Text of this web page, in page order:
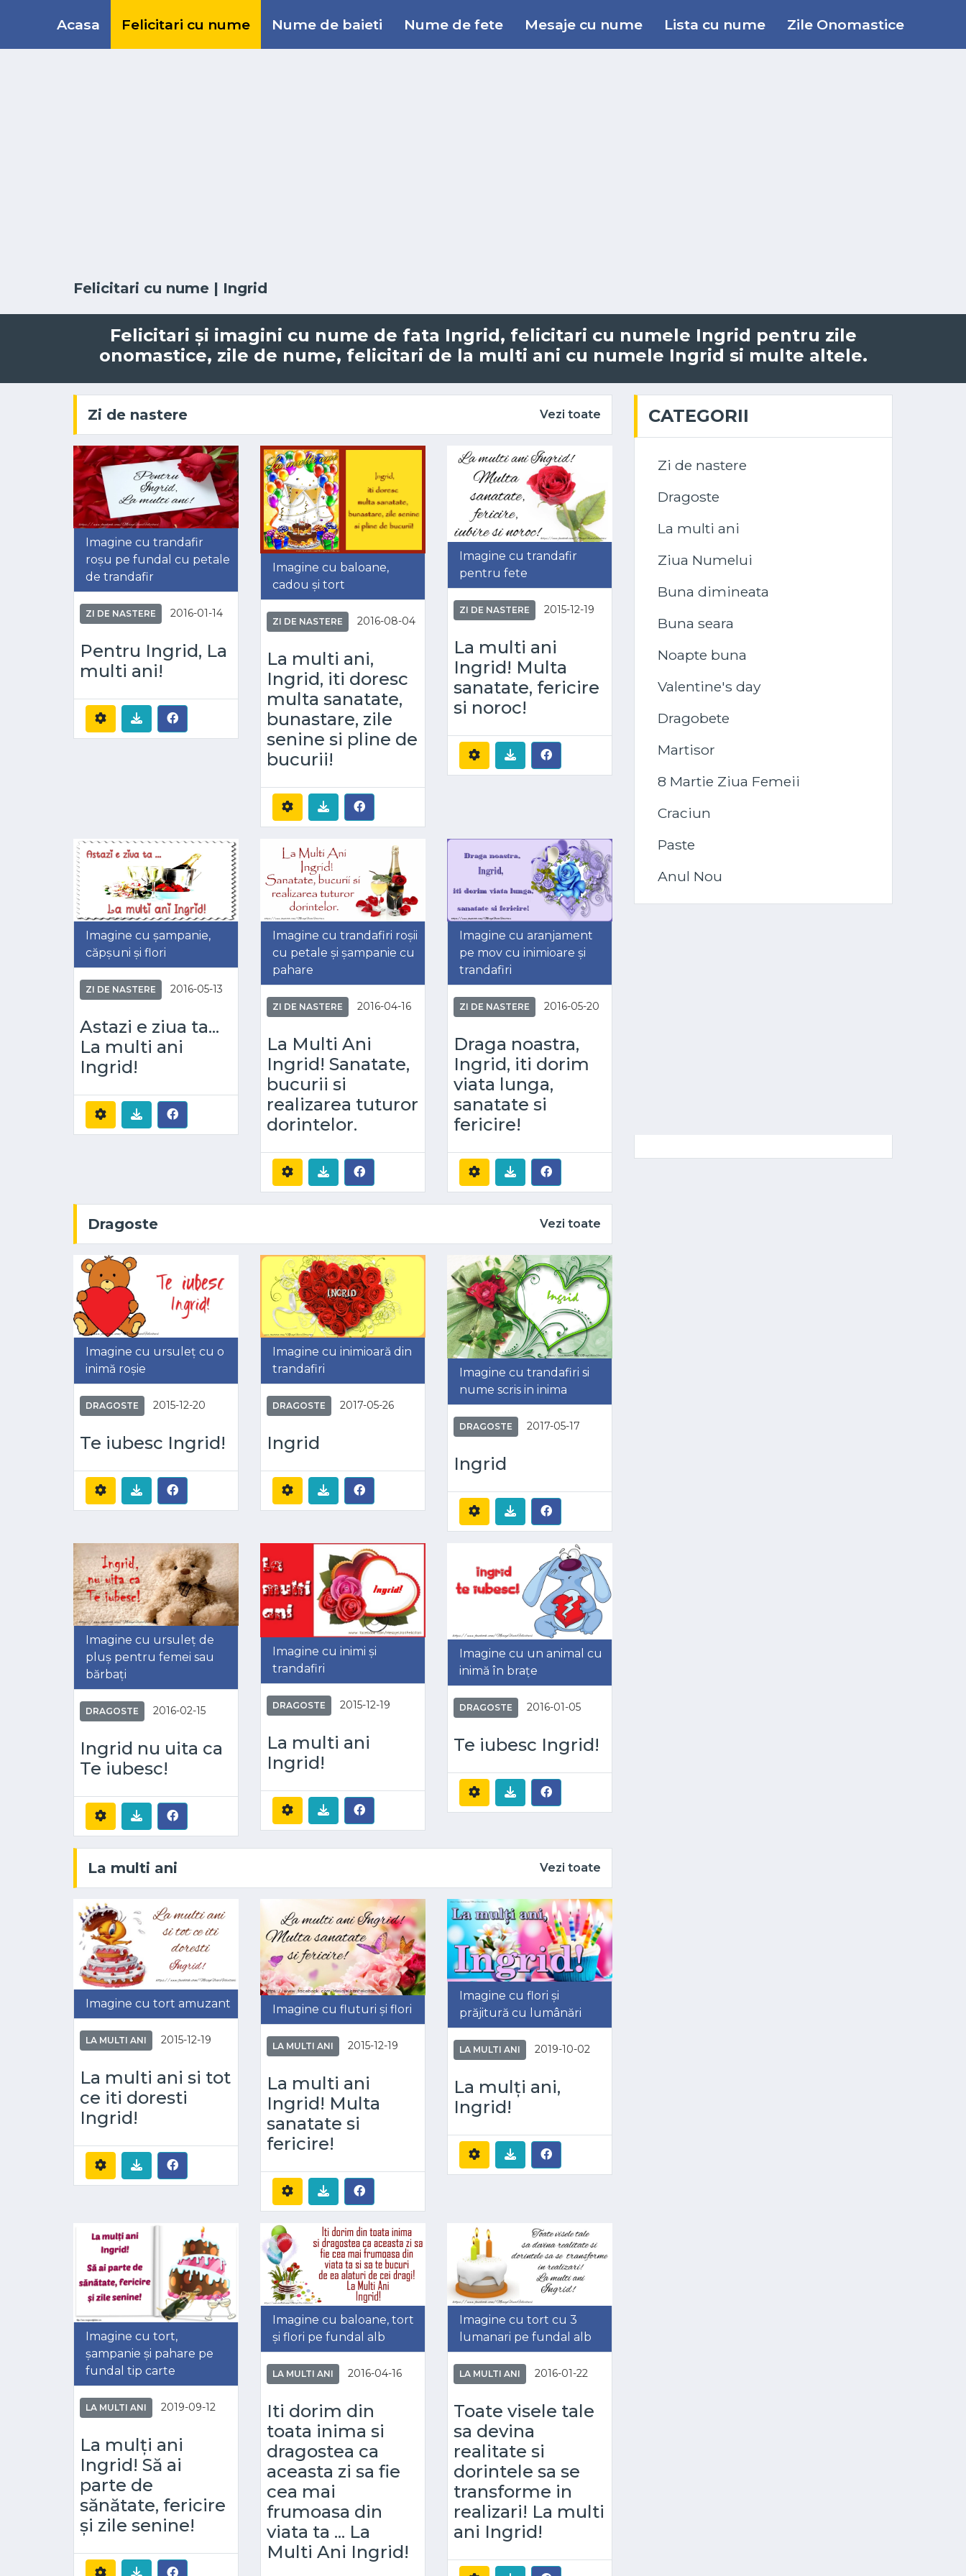
Acasa Felicitari cu nume Nume de baieti Nume de fete Mesaje cu nume Lista cu nume Zile Onomastice
Felicitari cu nume | Ingrid
Felicitari și imagini cu nume de fata Ingrid, felicitari cu numele Ingrid pentru zile
onomastice, zile de nume, felicitari de la multi ani cu numele Ingrid si multe altele.
Zi de nastere Vezi toate
Imagine cu trandafir
roșu pe fundal cu petale
de trandafir
ZI DE NASTERE 2016-01-14
Pentru Ingrid, La
multi ani!
Imagine cu baloane,
cadou și tort
ZI DE NASTERE 2016-08-04
La multi ani,
Ingrid, iti doresc
multa sanatate,
bunastare, zile
senine si pline de
bucurii!
Imagine cu trandafir
pentru fete
ZI DE NASTERE 2015-12-19
La multi ani
Ingrid! Multa
sanatate, fericire
si noroc!
Imagine cu șampanie,
căpșuni și flori
ZI DE NASTERE 2016-05-13
Astazi e ziua ta...
La multi ani
Ingrid!
Imagine cu trandafiri roșii
cu petale și șampanie cu
pahare
ZI DE NASTERE 2016-04-16
La Multi Ani
Ingrid! Sanatate,
bucurii si
realizarea tuturor
dorintelor.
Imagine cu aranjament
pe mov cu inimioare și
trandafiri
ZI DE NASTERE 2016-05-20
Draga noastra,
Ingrid, iti dorim
viata lunga,
sanatate si
fericire!
Dragoste Vezi toate
Imagine cu ursuleț cu o
inimă roșie
DRAGOSTE 2015-12-20
Te iubesc Ingrid!
Imagine cu inimioară din
trandafiri
DRAGOSTE 2017-05-26
Ingrid
Imagine cu trandafiri si
nume scris in inima
DRAGOSTE 2017-05-17
Ingrid
Imagine cu ursuleț de
pluș pentru femei sau
bărbați
DRAGOSTE 2016-02-15
Ingrid nu uita ca
Te iubesc!
Imagine cu inimi și
trandafiri
DRAGOSTE 2015-12-19
La multi ani
Ingrid!
Imagine cu un animal cu
inimă în brațe
DRAGOSTE 2016-01-05
Te iubesc Ingrid!
La multi ani Vezi toate
Imagine cu tort amuzant
LA MULTI ANI 2015-12-19
La multi ani si tot
ce iti doresti
Ingrid!
Imagine cu fluturi și flori
LA MULTI ANI 2015-12-19
La multi ani
Ingrid! Multa
sanatate si
fericire!
Imagine cu flori și
prăjitură cu lumânări
LA MULTI ANI 2019-10-02
La mulți ani,
Ingrid!
Imagine cu tort,
șampanie și pahare pe
fundal tip carte
LA MULTI ANI 2019-09-12
La mulți ani
Ingrid! Să ai
parte de
sănătate, fericire
și zile senine!
Imagine cu baloane, tort
și flori pe fundal alb
LA MULTI ANI 2016-04-16
Iti dorim din
toata inima si
dragostea ca
aceasta zi sa fie
cea mai
frumoasa din
viata ta ... La
Multi Ani Ingrid!
Imagine cu tort cu 3
lumanari pe fundal alb
LA MULTI ANI 2016-01-22
Toate visele tale
sa devina
realitate si
dorintele sa se
transforme in
realizari! La multi
ani Ingrid!
CATEGORII
Zi de nastere
Dragoste
La multi ani
Ziua Numelui
Buna dimineata
Buna seara
Noapte buna
Valentine's day
Dragobete
Martisor
8 Martie Ziua Femeii
Craciun
Paste
Anul Nou